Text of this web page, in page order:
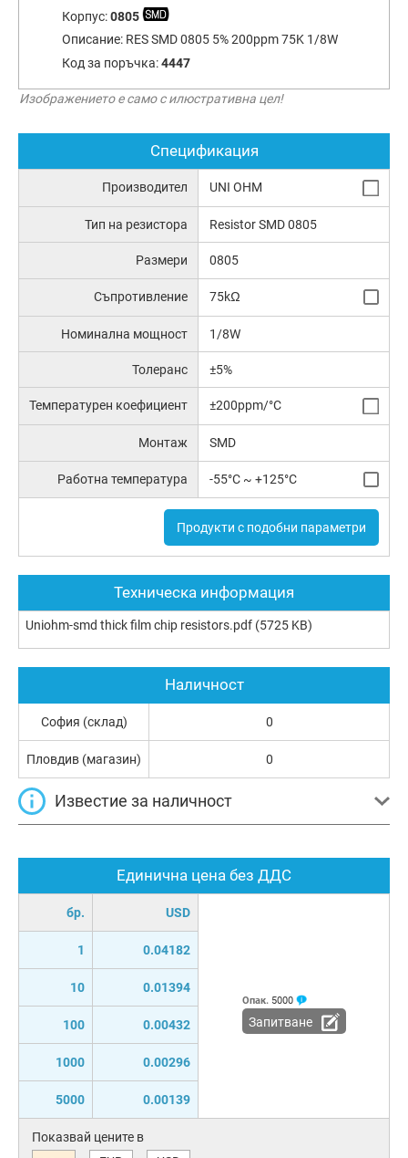
Корпус:0805
Описание: RES SMD 0805 5% 200ppm 75K 1/8W
Код за поръчка:4447
Изображението е само с илюстративна цел!
Спецификация
Производител UNI OHM
Тип на резистора Resistor SMD 0805
Размери 0805
Съпротивление 75kΩ
Номинална мощност 1/8W
Толеранс ±5%
Температурен коефициент ±200ppm/°C
Монтаж SMD
Работна температура -55°C ~ +125°C
Продукти с подобни параметри
Техническа информация
Uniohm-smd thick film chip resistors.pdf (5725 KB)
Единична цена без ДДС
бр. USD
1 0.04182
10 0.01394
100 0.00432
1000 0.00296
5000 0.00139
Опак. 5000
Запитване
Показвай цените в
Наличност
София (склад) 0
Пловдив (магазин) 0
Известие за наличност